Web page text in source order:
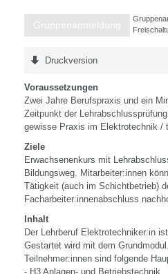
Gruppenanmeldung
Druckversion
Voraussetzungen
Zwei Jahre Berufspraxis und ein
Zeitpunkt der
gewisse Praxis im Elektrotechnik /
Ziele
Erwachsenenkurs mit
Bildungsweg. Mitarbeiter:innen
Tätigkeit (auch im Schichtbetrieb)
Facharbeiter:innenabschluss
Inhalt
Der Lehrberuf Elektrotechniker:in
Gestartet wird mit dem
Teilnehmer:innen sind folgende
- H3 Anlagen- und Betriebstechnik